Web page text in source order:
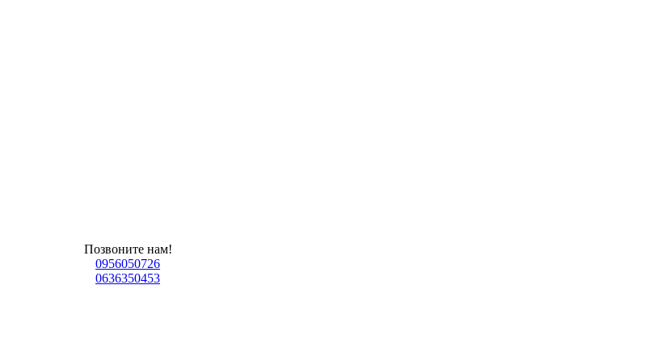
Позвоните нам!
0956050726
0636350453